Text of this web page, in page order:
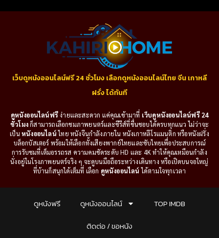
เว็บดูหนังออนไลน์ฟรี 24 ชั่วโมง เลือกดูหนังออนไลน์ไทย จีน เกาหลี
ฝรั่ง ได้ทันที
ดูหนังออนไลน์ฟรีง่ายและสะดวก แค่คุณเข้ามาที่ เว็บดูหนังออนไลน์ฟรี 24
ชั่วโมงก็สามารถเลือกชมภาพยนตร์และซีรีส์ที่ชื่นชอบได้ครบทุกแนว ไม่ว่าจะ
เป็นหนังออนไลน์ไทย หนังจีนกำลังภายใน หนังเกาหลีโรแมนติก หรือหนังฝรั่ง
บล็อกบัสเตอร์ พร้อมให้เลือกทั้งเสียงพากย์ไทยและซับไทยเพื่อประสบการณ์
การรับชมที่เต็มอรรถรส ความคมชัดระดับ HD และ 4K ทำให้คุณเหมือนกำลัง
นั่งอยู่ในโรงภาพยนตร์จริง ๆ จะดูบนมือถือระหว่างเดินทาง หรือเปิดบนจอใหญ่
ที่บ้านก็สนุกได้เต็มที่ เลือก ดูหนังออนไลน์ ได้ตามใจทุกเวลา
ดูหนังฟรี ดูหนังออนไลน์
TOP IMDB
ติดต่อ / ขอหนัง